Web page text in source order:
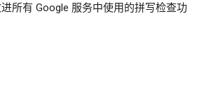
所有 Google 服务中使用的拼写检查功